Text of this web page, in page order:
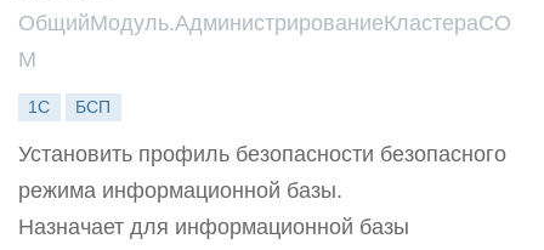
ОбщийМодуль.АдминистрированиеКластераCO
M
1С БСП
Установить профиль безопасности безопасного
режима информационной базы.
Назначает для информационной базы